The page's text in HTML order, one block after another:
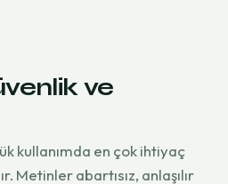
ve
kullanımda en çok ihtiyaç
Metinler abartısız, anlaşılır